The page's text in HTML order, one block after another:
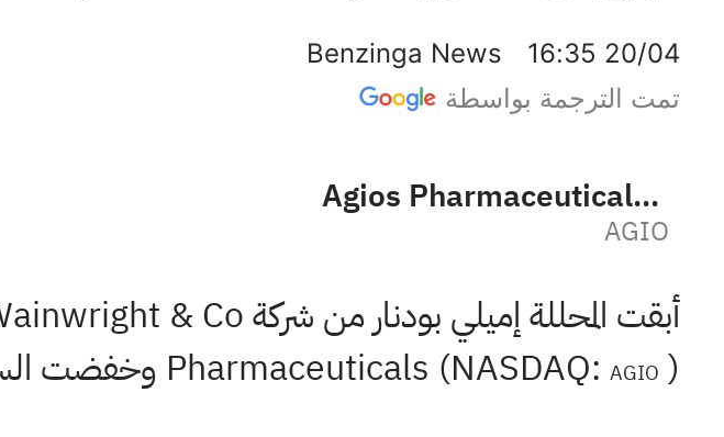
Benzinga News
16:35 20/04
تمت الترجمة بواسطة
Agios Pharmaceuticals, Inc.
AGIO
Pharmaceuticals (NASDAQ: AGIO ) وخفضت السعر المستهدف من 65 دولارًا إلى 50 دولارًا.